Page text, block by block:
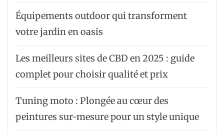
Équipements outdoor qui transforment
votre jardin en oasis
Les meilleurs sites de CBD en 2025 : guide
complet pour choisir qualité et prix
Tuning moto : Plongée au cœur des
peintures sur-mesure pour un style unique